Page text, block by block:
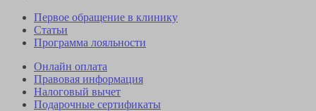
Первое обращение в клинику
Статьи
Программа лояльности
Онлайн оплата
Правовая информация
Налоговый вычет
Подарочные сертификаты